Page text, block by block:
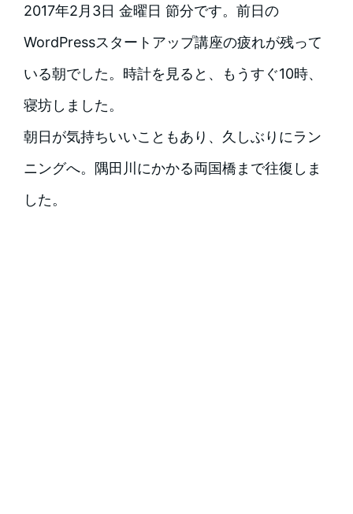
2017年2月3日 金曜日 節分です。前日の
WordPressスタートアップ講座の疲れが残って
いる朝でした。時計を見ると、もうすぐ10時、
寝坊しました。
朝日が気持ちいいこともあり、久しぶりにラン
ニングへ。隅田川にかかる両国橋まで往復しま
した。